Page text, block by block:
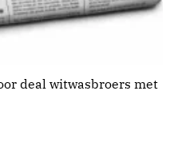
deal witwasbroers met